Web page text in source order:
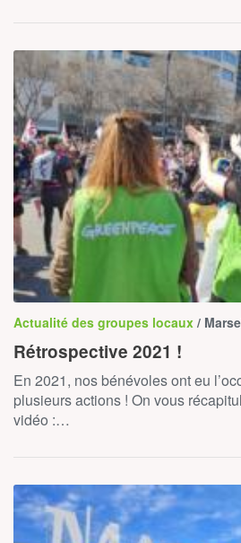
Actualité des groupes locaux /
Rétrospective 2021 !
En 2021, nos bénévoles ont eu
plusieurs actions ! On vous
vidéo :…